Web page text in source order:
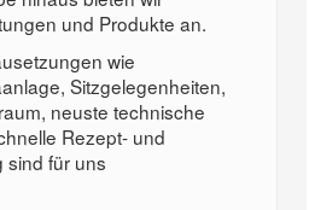
und Produkte an.
wie
Sitzgelegenheiten,
neuste technische
Rezept- und
sind für uns